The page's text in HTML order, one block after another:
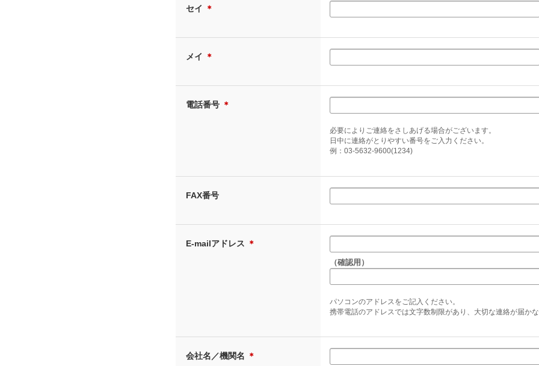
セイ ＊
メイ ＊
電話番号 ＊
必要によりご連絡をさしあげる場合がございます。
日中に連絡がとりやすい番号をご入力ください。
例：03-5632-9600(1234)
FAX番号
E-mailアドレス ＊
（確認用）
パソコンのアドレスをご記入ください。
携帯電話のアドレスでは文字数制限があり、大切な連絡が届かな
会社名／機関名 ＊